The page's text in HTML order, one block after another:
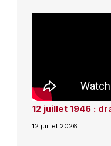
12 juillet 1946 :
12 juillet 2026